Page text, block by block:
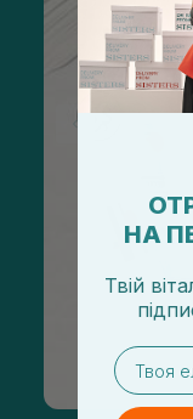
НА
Твій
email